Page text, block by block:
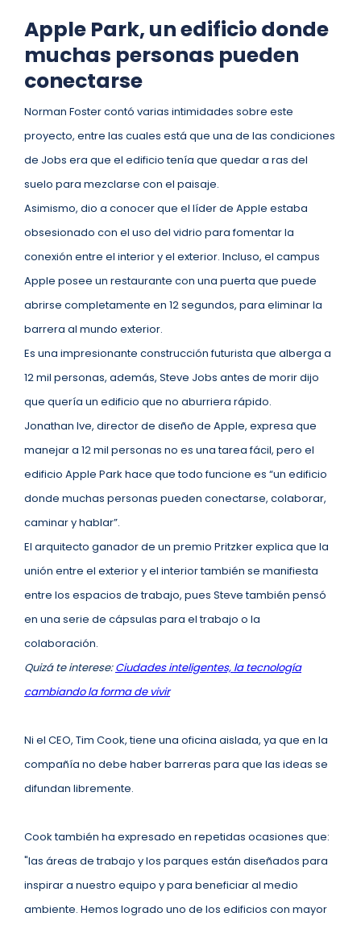
Apple Park, un edificio donde
muchas personas pueden
conectarse
Norman Foster contó varias intimidades sobre este
proyecto, entre las cuales está que una de las condiciones
de Jobs era que el edificio tenía que quedar a ras del
suelo para mezclarse con el paisaje.
Asimismo, dio a conocer que el líder de Apple estaba
obsesionado con el uso del vidrio para fomentar la
conexión entre el interior y el exterior. Incluso, el campus
Apple posee un restaurante con una puerta que puede
abrirse completamente en 12 segundos, para eliminar la
barrera al mundo exterior.
Es una impresionante construcción futurista que alberga a
12 mil personas, además, Steve Jobs antes de morir dijo
que quería un edificio que no aburriera rápido.
Jonathan Ive, director de diseño de Apple, expresa que
manejar a 12 mil personas no es una tarea fácil, pero el
edificio Apple Park hace que todo funcione es “un edificio
donde muchas personas pueden conectarse, colaborar,
caminar y hablar”.
El arquitecto ganador de un premio Pritzker explica que la
unión entre el exterior y el interior también se manifiesta
entre los espacios de trabajo, pues Steve también pensó
en una serie de cápsulas para el trabajo o la
colaboración.
Quizá te interese:Ciudades inteligentes, la tecnología
cambiando la forma de vivir
Ni el CEO, Tim Cook, tiene una oficina aislada, ya que en la
compañía no debe haber barreras para que las ideas se
difundan libremente.
Cook también ha expresado en repetidas ocasiones que:
"las áreas de trabajo y los parques están diseñados para
inspirar a nuestro equipo y para beneficiar al medio
ambiente. Hemos logrado uno de los edificios con mayor